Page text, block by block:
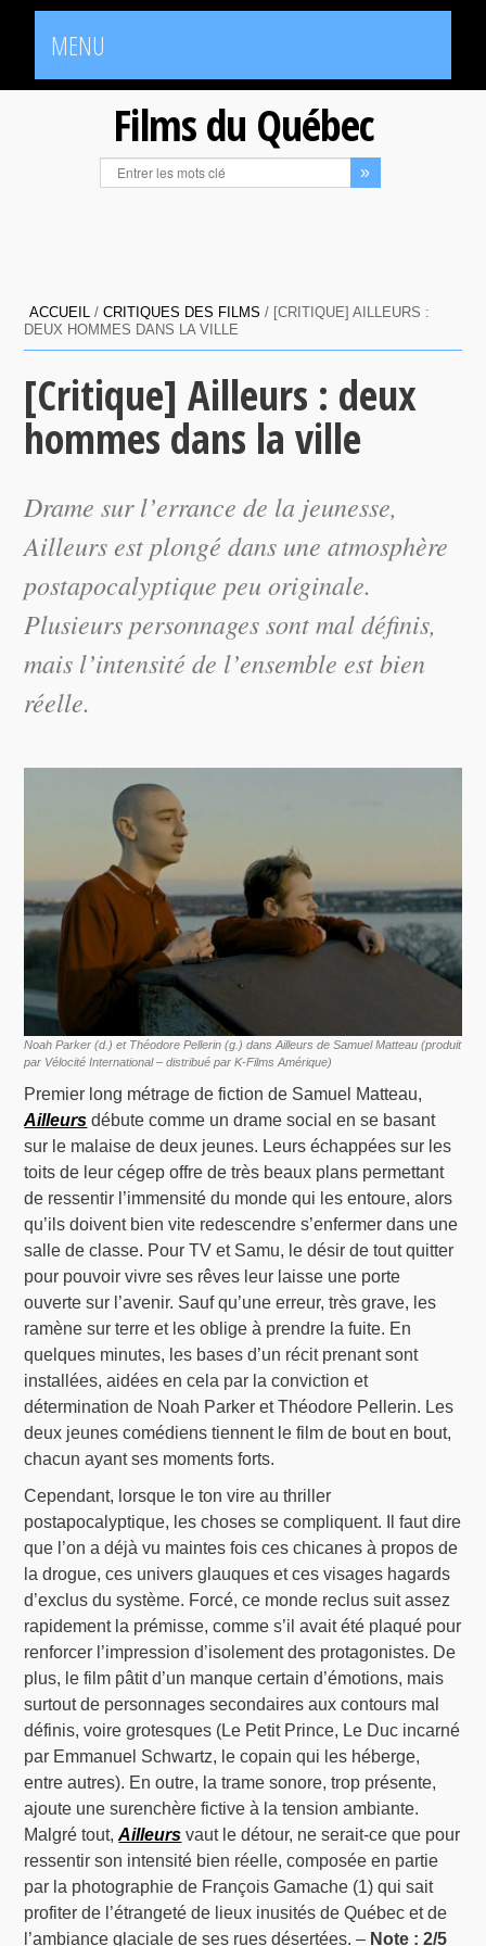
MENU
Films du Québec
ACCUEIL /CRITIQUES DES FILMS / [CRITIQUE] AILLEURS :
DEUX HOMMES DANS LA VILLE
[Critique] Ailleurs : deux
hommes dans la ville
Drame sur l’errance de la jeunesse,
Ailleursest plongé dans une atmosphère
postapocalyptique peu originale.
Plusieurs personnages sont mal définis,
mais l’intensité de l’ensemble est bien
réelle.
Noah Parker (d.) et Théodore Pellerin (g.) dans Ailleurs de Samuel Matteau (produit
par Vélocité International – distribué par K-Films Amérique)
Premier long métrage de fiction de Samuel Matteau,
Ailleurs débute comme un drame social en se basant
sur le malaise de deux jeunes. Leurs échappées sur les
toits de leur cégep offre de très beaux plans permettant
de ressentir l’immensité du monde qui les entoure, alors
qu’ils doivent bien vite redescendre s’enfermer dans une
salle de classe. Pour TV et Samu, le désir de tout quitter
pour pouvoir vivre ses rêves leur laisse une porte
ouverte sur l’avenir. Sauf qu’une erreur, très grave, les
ramène sur terre et les oblige à prendre la fuite. En
quelques minutes, les bases d’un récit prenant sont
installées, aidées en cela par la conviction et
détermination de Noah Parker et Théodore Pellerin. Les
deux jeunes comédiens tiennent le film de bout en bout,
chacun ayant ses moments forts.
Cependant, lorsque le ton vire au thriller
postapocalyptique, les choses se compliquent. Il faut dire
que l’on a déjà vu maintes fois ces chicanes à propos de
la drogue, ces univers glauques et ces visages hagards
d’exclus du système. Forcé, ce monde reclus suit assez
rapidement la prémisse, comme s’il avait été plaqué pour
renforcer l’impression d’isolement des protagonistes. De
plus, le film pâtit d’un manque certain d’émotions, mais
surtout de personnages secondaires aux contours mal
définis, voire grotesques (Le Petit Prince, Le Duc incarné
par Emmanuel Schwartz, le copain qui les héberge,
entre autres). En outre, la trame sonore, trop présente,
ajoute une surenchère fictive à la tension ambiante.
Malgré tout,Ailleurs vaut le détour, ne serait-ce que pour
ressentir son intensité bien réelle, composée en partie
par la photographie de François Gamache (1) qui sait
profiter de l’étrangeté de lieux inusités de Québec et de
l’ambiance glaciale de ses rues désertées. – Note : 2/5